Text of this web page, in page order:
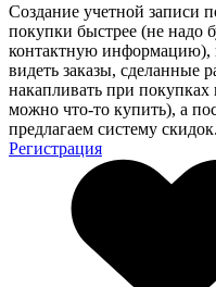
Создание учетной записи
покупки быстрее (не надо
контактную информацию),
видеть заказы, сделанные
накапливать при
можно что-то купить), а
предлагаем систему скидок.
Регистрация